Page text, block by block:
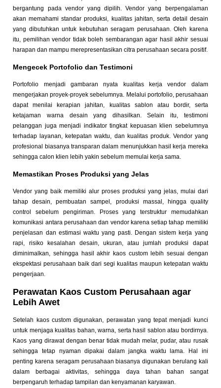
bergantung pada vendor yang dipilih. Vendor yang berpengalaman
akan memahami standar produksi, kualitas jahitan, serta detail desain
yang dibutuhkan untuk kebutuhan seragam perusahaan. Oleh karena
itu, pemilihan vendor tidak boleh sembarangan agar hasil akhir sesuai
harapan dan mampu merepresentasikan citra perusahaan secara positif.
Mengecek Portofolio dan Testimoni
Portofolio menjadi gambaran nyata kualitas kerja vendor dalam
mengerjakan proyek-proyek sebelumnya. Melalui portofolio, perusahaan
dapat menilai kerapian jahitan, kualitas sablon atau bordir, serta
ketajaman warna desain yang dihasilkan. Selain itu, testimoni
pelanggan juga menjadi indikator tingkat kepuasan klien sebelumnya
terhadap layanan, ketepatan waktu, dan kualitas produk. Vendor yang
profesional biasanya transparan dalam menunjukkan hasil kerja mereka
sehingga calon klien lebih yakin sebelum memulai kerja sama.
Memastikan Proses Produksi yang Jelas
Vendor yang baik memiliki alur proses produksi yang jelas, mulai dari
tahap desain, pembuatan sampel, produksi massal, hingga quality
control sebelum pengiriman. Proses yang terstruktur memudahkan
komunikasi antara perusahaan dan vendor karena setiap tahap memiliki
penjelasan dan estimasi waktu yang pasti. Dengan sistem kerja yang
rapi, risiko kesalahan desain, ukuran, atau jumlah produksi dapat
diminimalkan, sehingga hasil akhir kaos custom lebih sesuai dengan
ekspektasi perusahaan baik dari segi kualitas maupun ketepatan waktu
pengerjaan.
Perawatan Kaos Custom Perusahaan agar
Lebih Awet
Setelah kaos custom digunakan, perawatan yang tepat menjadi kunci
untuk menjaga kualitas bahan, warna, serta hasil sablon atau bordirnya.
Kaos yang dirawat dengan benar tidak mudah melar, pudar, atau rusak
sehingga tetap nyaman dipakai dalam jangka waktu lama. Hal ini
penting karena seragam perusahaan biasanya digunakan berulang kali
dalam berbagai aktivitas, sehingga daya tahan bahan sangat
berpengaruh terhadap tampilan dan kenyamanan karyawan.